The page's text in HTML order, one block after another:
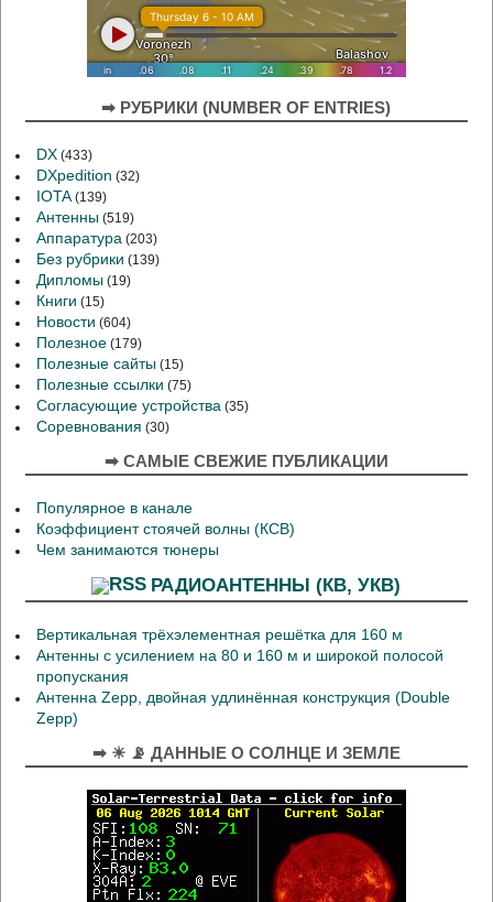
➡ РУБРИКИ (NUMBER OF ENTRIES)
DX (433)
DXpedition (32)
IOTA(139)
Антенны (519)
Аппаратура (203)
Без рубрики (139)
Дипломы (19)
Книги (15)
Новости (604)
Полезное (179)
Полезные сайты (15)
Полезные ссылки (75)
Согласующие устройства (35)
Соревнования (30)
➡ САМЫЕ СВЕЖИЕ ПУБЛИКАЦИИ
Популярное в канале
Коэффициент стоячей волны (КСВ)
Чем занимаются тюнеры
РАДИОАНТЕННЫ (КВ, УКВ)
Вертикальная трёхэлементная решётка для 160 м
Антенны с усилением на 80 и 160 м и широкой полосой
пропускания
Антенна Zepp, двойная удлинённая конструкция (Double
Zepp)
➡ ☀ 📡 ДАННЫЕ О СОЛНЦЕ И ЗЕМЛЕ